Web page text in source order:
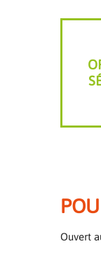
Ouvert